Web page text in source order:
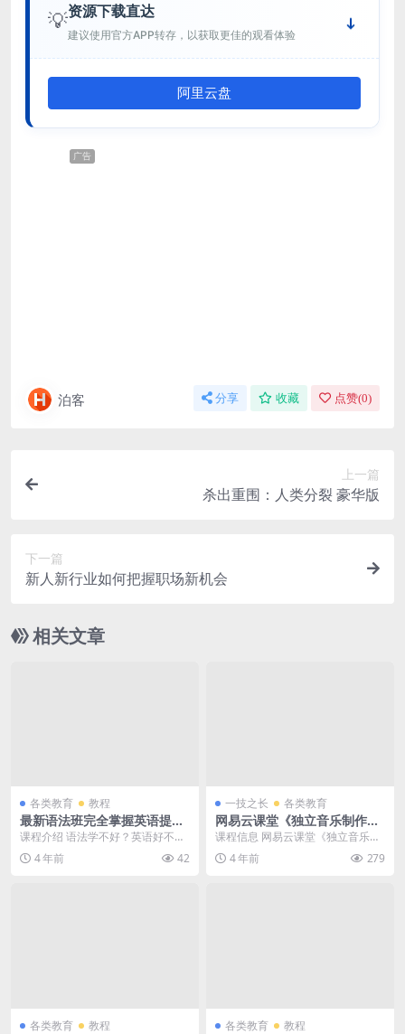
💡资源下载直达
建议使用官方APP转存，以获取更佳的观看体验
阿里云盘
广告
泊客 分享 收藏 点赞(0)
上一篇
杀出重围：人类分裂 豪华版
下一篇
新人新行业如何把握职场新机会
相关文章
各类教育 教程
最新语法班完全掌握英语提升
高级视频教程
课程介绍 语法学不好？英语好不
了？宇宙有运行的规律，语法是语
言的奥义，有道考神累...
4 年前 42
一技之长 各类教育
网易云课堂《独立音乐制作
人》全套课程（原价3198元）
全集
课程信息 网易云课堂《独立音乐制
作人》全套课程（原价3198元）完
结，阿里云盘下...
4 年前 279
各类教育 教程 各类教育 教程